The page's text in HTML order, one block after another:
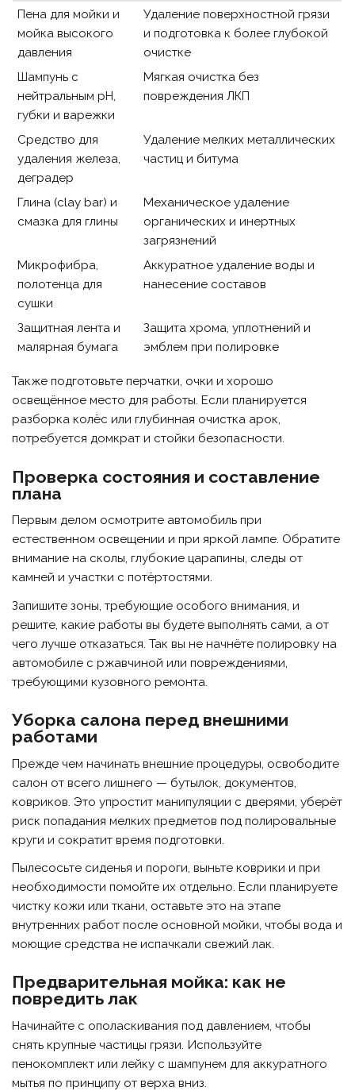
Пена для мойки и
мойка высокого
давления
Удаление поверхностной грязи
и подготовка к более глубокой
очистке
Шампунь с
нейтральным pH,
губки и варежки
Мягкая очистка без
повреждения ЛКП
Средство для
удаления железа,
деградер
Удаление мелких металлических
частиц и битума
Глина (clay bar) и
смазка для глины
Механическое удаление
органических и инертных
загрязнений
Микрофибра,
полотенца для
сушки
Аккуратное удаление воды и
нанесение составов
Защитная лента и
малярная бумага
Защита хрома, уплотнений и
эмблем при полировке
Также подготовьте перчатки, очки и хорошо
освещённое место для работы. Если планируется
разборка колёс или глубинная очистка арок,
потребуется домкрат и стойки безопасности.
Проверка состояния и составление
плана
Первым делом осмотрите автомобиль при
естественном освещении и при яркой лампе. Обратите
внимание на сколы, глубокие царапины, следы от
камней и участки с потёртостями.
Запишите зоны, требующие особого внимания, и
решите, какие работы вы будете выполнять сами, а от
чего лучше отказаться. Так вы не начнёте полировку на
автомобиле с ржавчиной или повреждениями,
требующими кузовного ремонта.
Уборка салона перед внешними
работами
Прежде чем начинать внешние процедуры, освободите
салон от всего лишнего — бутылок, документов,
ковриков. Это упростит манипуляции с дверями, уберёт
риск попадания мелких предметов под полировальные
круги и сократит время подготовки.
Пылесосьте сиденья и пороги, выньте коврики и при
необходимости помойте их отдельно. Если планируете
чистку кожи или ткани, оставьте это на этапе
внутренних работ после основной мойки, чтобы вода и
моющие средства не испачкали свежий лак.
Предварительная мойка: как не
повредить лак
Начинайте с ополаскивания под давлением, чтобы
снять крупные частицы грязи. Используйте
пенокомплект или лейку с шампунем для аккуратного
мытья по принципу от верха вниз.